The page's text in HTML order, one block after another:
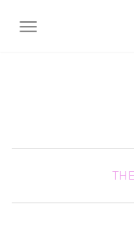
SCHALTE